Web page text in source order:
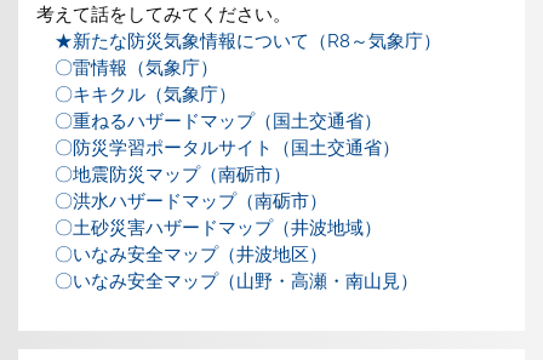
考えて話をしてみてください。
★新たな防災気象情報について（R8～気象庁）
〇雷情報（気象庁）
〇キキクル（気象庁）
〇重ねるハザードマップ（国土交通省）
〇防災学習ポータルサイト（国土交通省）
〇地震防災マップ（南砺市）
〇洪水ハザードマップ（南砺市）
〇土砂災害ハザードマップ（井波地域）
〇いなみ安全マップ（井波地区）
〇いなみ安全マップ（山野・高瀬・南山見）